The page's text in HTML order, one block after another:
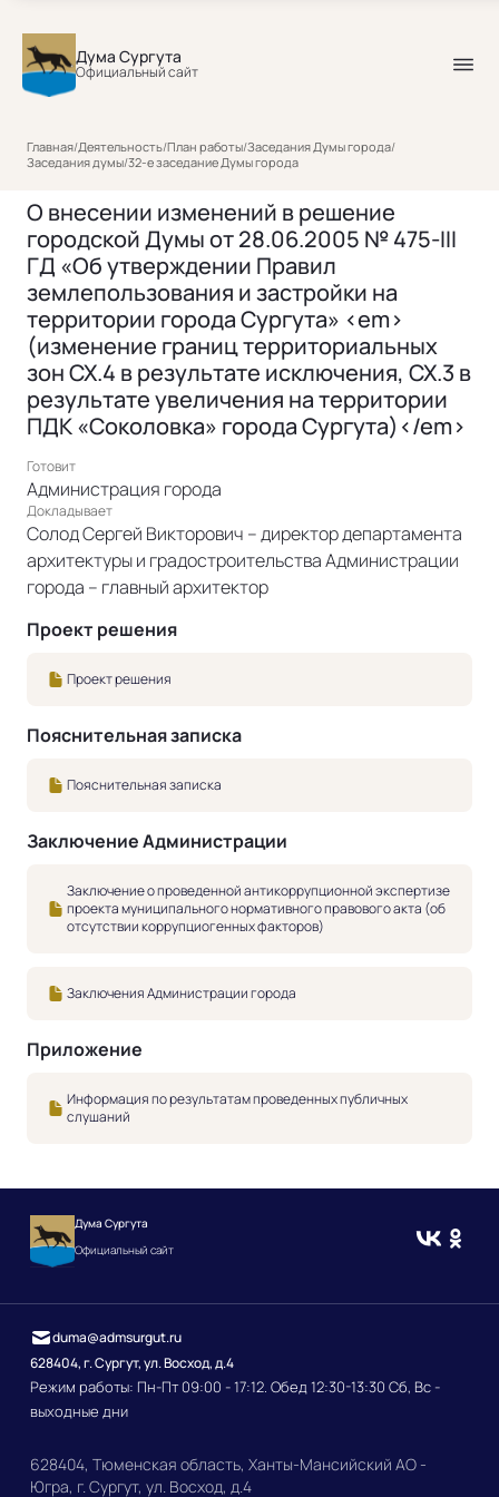
Дума Сургута
Официальный сайт
Главная/Деятельность/План работы/Заседания Думы города/
Заседания думы/32-е заседание Думы города
О внесении изменений в решение
городской Думы от 28.06.2005 № 475-III
ГД «Об утверждении Правил
землепользования и застройки на
территории города Сургута» <em>
(изменение границ территориальных
зон СХ.4 в результате исключения, СХ.3 в
результате увеличения на территории
ПДК «Соколовка» города Сургута)</em>
Готовит
Администрация города
Докладывает
Солод Сергей Викторович – директор департамента
архитектуры и градостроительства Администрации
города – главный архитектор
Проект решения
Проект решения
Пояснительная записка
Пояснительная записка
Заключение Администрации
Заключение о проведенной антикоррупционной экспертизе
проекта муниципального нормативного правового акта (об
отсутствии коррупциогенных факторов)
Заключения Администрации города
Приложение
Информация по результатам проведенных публичных
слушаний
Дума Сургута
Официальный сайт
628404, г. Сургут, ул. Восход, д.4
Режим работы: Пн-Пт 09:00 - 17:12. Обед 12:30-13:30 Сб, Вс -
выходные дни
duma@admsurgut.ru
628404, Тюменская область, Ханты-Мансийский АО -
Югра, г. Сургут, ул. Восход, д.4